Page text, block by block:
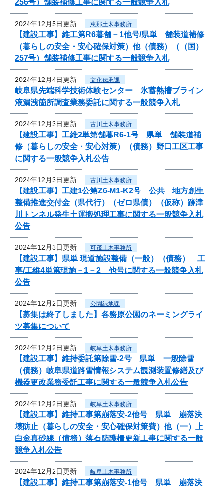
256号）舗装補修工事に関する一般競争入札
2024年12月5日更新 恵那土木事務所
【建設工事】維工第R6暮舗－1他号/県単 舗装道補修
（暮らしの安全・安心確保対策）他（債務）（（国）
257号）舗装補修工事に関する一般競争入札
2024年12月4日更新 文化伝承課
岐阜県先端科学技術体験センター 氷蓄熱槽ブライン
液漏洩箇所調査業務委託に関する一般競争入札
2024年12月3日更新 古川土木事務所
【建設工事】工維2単第舗暮R6-1号 県単 舗装道補
修（暮らしの安全・安心対策）（債務）野口工区工事
に関する一般競争入札公告
2024年12月3日更新 古川土木事務所
【建設工事】工建1公第Z6-M1-K2号 公共 地方創生
整備推進交付金（県代行）（ゼロ県債）（仮称）跡津
川トンネル発生土運搬処理工事に関する一般競争入札
公告
2024年12月3日更新 可茂土木事務所
【建設工事】県単 現道施設整備（一般）（債務） 工
事/工維4単第現施－1－2 他号に関する一般競争入札
公告
2024年12月2日更新 公園緑地課
【募集は終了しました】各務原公園のネーミングライ
ツ募集について
2024年12月2日更新 岐阜土木事務所
【建設工事】維持委託第除雪-2号 県単 一般除雪
（債務）岐阜県道路雪情報システム観測装置修繕及び
機器更改業務委託工事に関する一般競争入札公告
2024年12月2日更新 岐阜土木事務所
【建設工事】維持工事第崩落安-2他号 県単 崩落決
壊防止（暮らしの安全・安心確保対策費）他（一）上
白金真砂線（債務）落石防護柵更新工事に関する一般
競争入札公告
2024年12月2日更新 岐阜土木事務所
【建設工事】維持工事第崩落安-1他号 県単 崩落決